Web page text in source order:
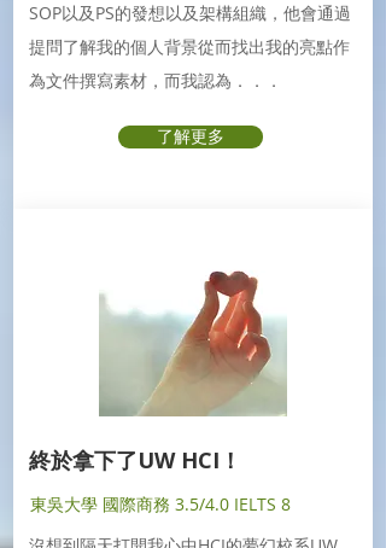
SOP以及PS的發想以及架構組織，他會通過
提問了解我的個人背景從而找出我的亮點作
為文件撰寫素材，而我認為．．．
了解更多
終於拿下了UW HCI！
東吳大學 國際商務 3.5/4.0 IELTS 8